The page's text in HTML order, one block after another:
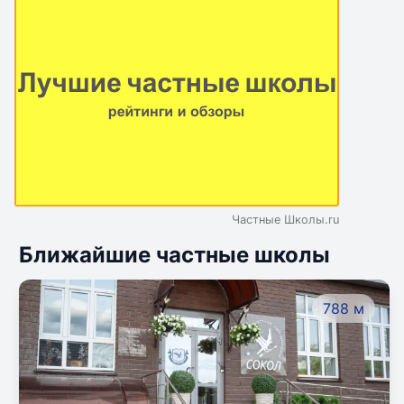
Частные Школы.ru
Ближайшие частные школы
788 м